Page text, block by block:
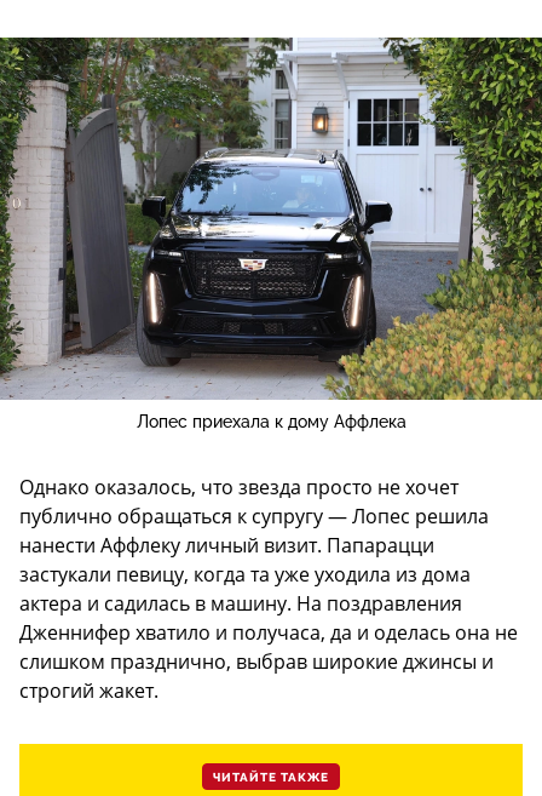
Лопес приехала к дому Аффлека
Однако оказалось, что звезда просто не хочет
публично обращаться к супругу — Лопес решила
нанести Аффлеку личный визит. Папарацци
застукали певицу, когда та уже уходила из дома
актера и садилась в машину. На поздравления
Дженнифер хватило и получаса, да и оделась она не
слишком празднично, выбрав широкие джинсы и
строгий жакет.
ЧИТАЙТЕ ТАКЖЕ